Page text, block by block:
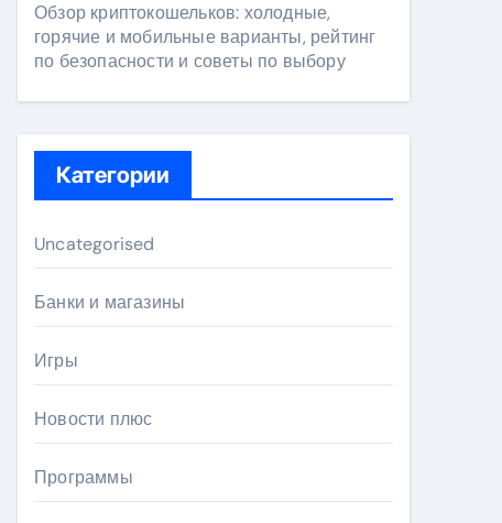
Обзор криптокошельков: холодные,
горячие и мобильные варианты, рейтинг
по безопасности и советы по выбору
Категории
Uncategorised
Банки и магазины
Игры
Новости плюс
Программы